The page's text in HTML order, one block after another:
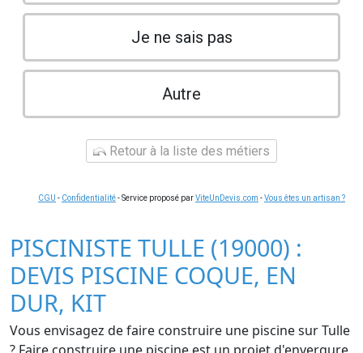
Je ne sais pas
Autre
Retour à la liste des métiers
CGU - Confidentialité- Service proposé parViteUnDevis.com -Vous êtes un artisan ?
PISCINISTE TULLE (19000) :
DEVIS PISCINE COQUE, EN
DUR, KIT
Vous envisagez de faire construire une piscine sur Tulle